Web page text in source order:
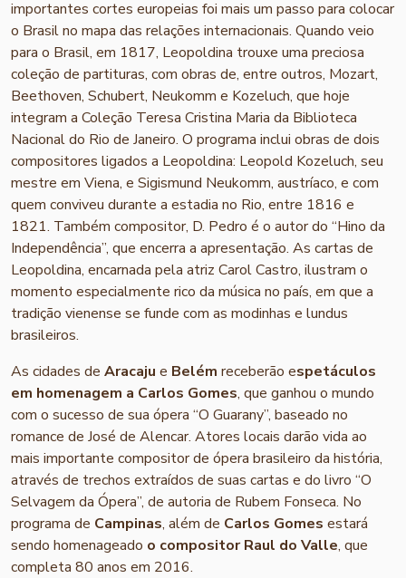
importantes cortes europeias foi mais um passo para colocar
o Brasil no mapa das relações internacionais. Quando veio
para o Brasil, em 1817, Leopoldina trouxe uma preciosa
coleção de partituras, com obras de, entre outros, Mozart,
Beethoven, Schubert, Neukomm e Kozeluch, que hoje
integram a Coleção Teresa Cristina Maria da Biblioteca
Nacional do Rio de Janeiro. O programa inclui obras de dois
compositores ligados a Leopoldina: Leopold Kozeluch, seu
mestre em Viena, e Sigismund Neukomm, austríaco, e com
quem conviveu durante a estadia no Rio, entre 1816 e
1821. Também compositor, D. Pedro é o autor do “Hino da
Independência”, que encerra a apresentação. As cartas de
Leopoldina, encarnada pela atriz Carol Castro, ilustram o
momento especialmente rico da música no país, em que a
tradição vienense se funde com as modinhas e lundus
brasileiros.
As cidades de Aracaju e Belém receberão espetáculos
em homenagem a Carlos Gomes, que ganhou o mundo
com o sucesso de sua ópera “O Guarany”, baseado no
romance de José de Alencar. Atores locais darão vida ao
mais importante compositor de ópera brasileiro da história,
através de trechos extraídos de suas cartas e do livro “O
Selvagem da Ópera”, de autoria de Rubem Fonseca. No
programa de Campinas, além de Carlos Gomes estará
sendo homenageado o compositor Raul do Valle, que
completa 80 anos em 2016.